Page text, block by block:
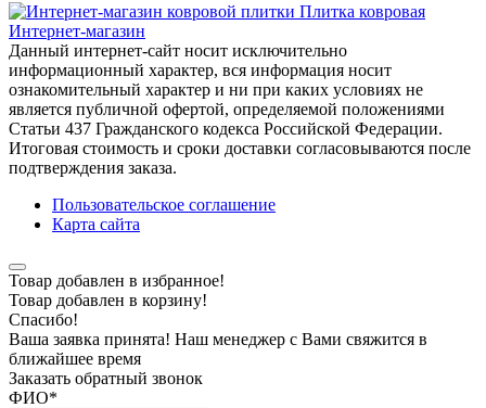
Плитка ковровая
Интернет-магазин
Данный интернет-сайт носит исключительно
информационный характер, вся информация носит
ознакомительный характер и ни при каких условиях не
является публичной офертой, определяемой положениями
Статьи 437 Гражданского кодекса Российской Федерации.
Итоговая стоимость и сроки доставки согласовываются после
подтверждения заказа.
Пользовательское соглашение
Карта сайта
Товар добавлен в избранное!
Товар добавлен в корзину!
Спасибо!
Ваша заявка принята! Наш менеджер с Вами свяжится в
ближайшее время
Заказать обратный звонок
ФИО*